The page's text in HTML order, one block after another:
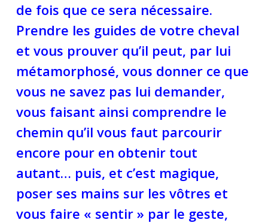
de fois que ce sera nécessaire.
Prendre les guides de votre cheval
et vous prouver qu’il peut, par lui
métamorphosé, vous donner ce que
vous ne savez pas lui demander,
vous faisant ainsi comprendre le
chemin qu’il vous faut parcourir
encore pour en obtenir tout
autant… puis, et c’est magique,
poser ses mains sur les vôtres et
vous faire « sentir » par le geste,